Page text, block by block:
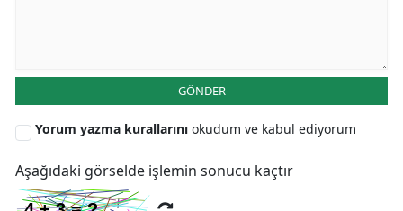
Kilis
GÖNDER
Yorum yazma kurallarını okudum ve kabul ediyorum
Aşağıdaki görselde işlemin sonucu kaçtır